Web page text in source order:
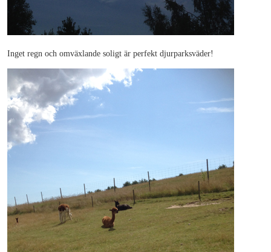
Inget regn och omväxlande soligt är perfekt djurparksväder!